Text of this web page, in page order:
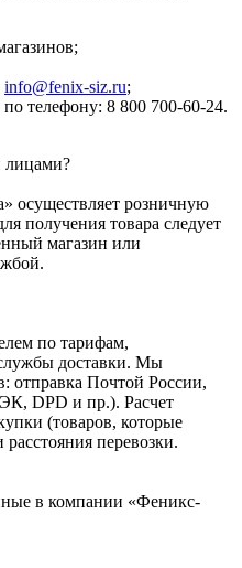
info@fenix-siz.ru;
по телефону: 8 800 700-60-24.
лицами?
осуществляет розничную
получения товара следует
магазин или
по тарифам,
доставки. Мы
отправка Почтой России,
DPD и пр.). Расчет
(товаров, которые
перевозки.
в компании «Феникс-